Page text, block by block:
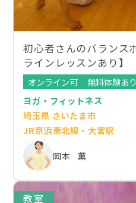
初心者さんのバランス
ラインレッスンあり】
オンライン可
無料体験あり
ヨガ・フィットネス
埼玉県 さいたま市
JR京浜東北線・大宮駅
岡本 薫
教室